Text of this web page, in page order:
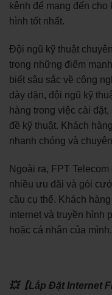
kênh để mang đến
hình tốt nhất.
Đội ngũ kỹ thuật
trong những điểm
biết sâu sắc về công
dày dặn, đội ngũ kỹ
hàng trong việc cài
đề kỹ thuật. Khách
nhanh chóng và
Ngoài ra, FPT
nhiều ưu đãi và gói
cầu cụ thể. Khách
internet và truyền hình
hoặc cá nhân của mình.
💥【Lắp Đặt Internet